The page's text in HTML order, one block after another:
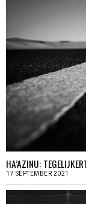
HA’AZINU:
17 SEPTEMBER 2021